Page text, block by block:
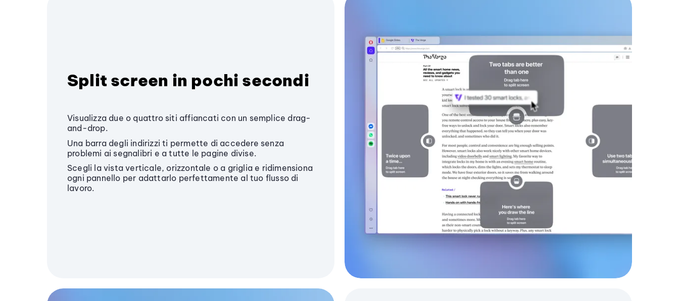
Split screen in pochi secondi
Visualizza due o quattro siti affiancati con un semplice drag-
and-drop.
Una barra degli indirizzi ti permette di accedere senza
problemi ai segnalibri e a tutte le pagine divise.
Scegli la vista verticale, orizzontale o a griglia e ridimensiona
ogni pannello per adattarlo perfettamente al tuo flusso di
lavoro.